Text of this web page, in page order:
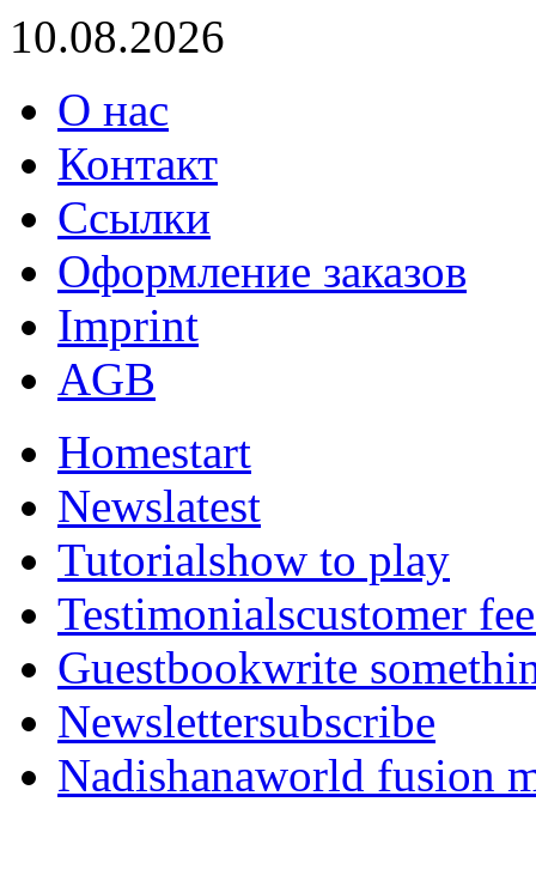
10.08.2026
О нас
Контакт
Ссылки
Оформление заказов
Imprint
AGB
Homestart
Newslatest
Tutorialshow to play
Testimonialscustomer
Guestbookwrite
Newslettersubscribe
Nadishanaworld fusion